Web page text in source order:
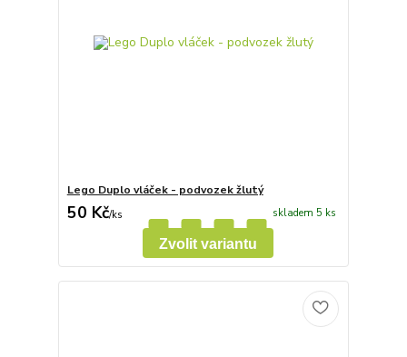
Lego Duplo vláček - podvozek žlutý
50 Kč/ks skladem 5 ks
Zvolit variantu